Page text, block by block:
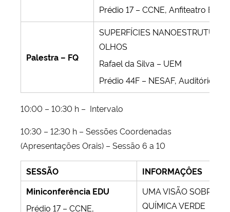
Prédio 17 – CCNE, Anfiteatro B2
Palestra – FQ
SUPERFÍCIES
OLHOS
Rafael da Silva – UEM
Prédio 44F – NESAF, Auditório
10:00 – 10:30 h – Intervalo
10:30 – 12:30 h – Sessões Coordenadas
(Apresentações Orais) – Sessão 6 a 10
SESSÃO
INFORMAÇÔES
Miniconferência EDU
Prédio 17 – CCNE,
UMA VISÃO SOBRE
QUÍMICA VERDE